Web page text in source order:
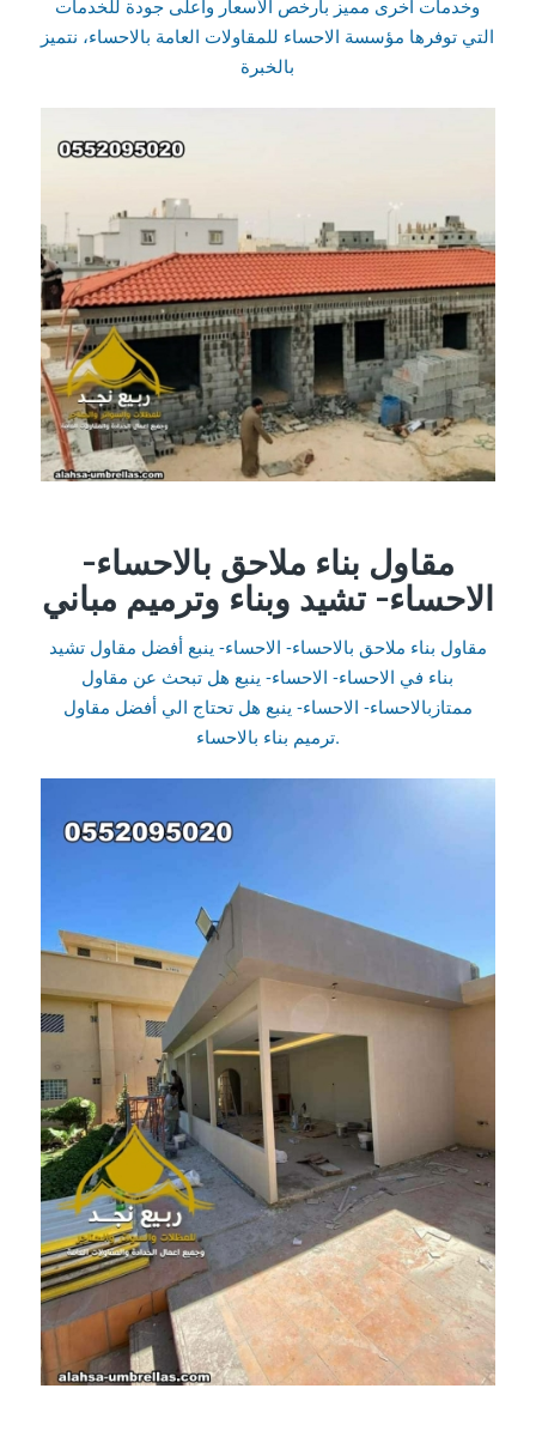
وخدمات أخرى مميز بأرخص الأسعار وأعلى جودة للخدمات
التي توفرها مؤسسة الاحساء للمقاولات العامة بالاحساء، نتميز
بالخبرة
مقاول بناء ملاحق بالاحساء-
الاحساء- تشيد وبناء وترميم مباني
مقاول بناء ملاحق بالاحساء- الاحساء- ينبع أفضل مقاول تشيد
بناء في الاحساء- الاحساء- ينبع هل تبحث عن مقاول
ممتازبالاحساء- الاحساء- ينبع هل تحتاج الي أفضل مقاول
ترميم بناء بالاحساء.